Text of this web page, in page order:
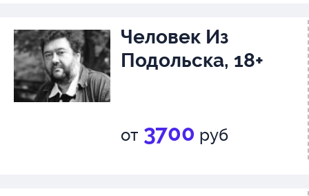
Человек Из
Подольска, 18+
от 3700 руб